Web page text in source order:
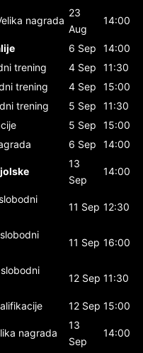
nagrada
23
Aug
14:00
6 Sep
14:00
trening 4 Sep
11:30
trening 4 Sep
15:00
trening 5 Sep
11:30
5 Sep
15:00
6 Sep 14:00
13
Sep
14:00
11 Sep 12:30
11 Sep 16:00
12 Sep 11:30
12 Sep 15:00
nagrada
13
Sep
14:00